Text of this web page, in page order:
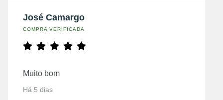
José Camargo
COMPRA VERIFICADA
Muito bom
Há 5 dias